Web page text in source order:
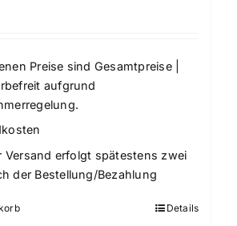
Preise sind Gesamtpreise |
aufgrund
Versand erfolgt spätestens zwei
der Bestellung/Bezahlung
Details